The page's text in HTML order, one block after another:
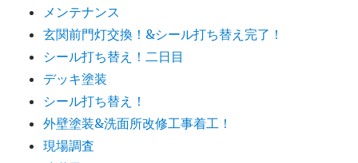
メンテナンス
玄関前門灯交換！&シール打ち替え完了！
シール打ち替え！二日目
デッキ塗装
シール打ち替え！
外壁塗装&洗面所改修工事着工！
現場調査